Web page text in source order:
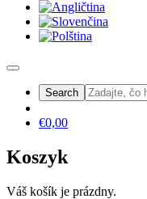
€0,00
Koszyk
Váš košík je prázdny.